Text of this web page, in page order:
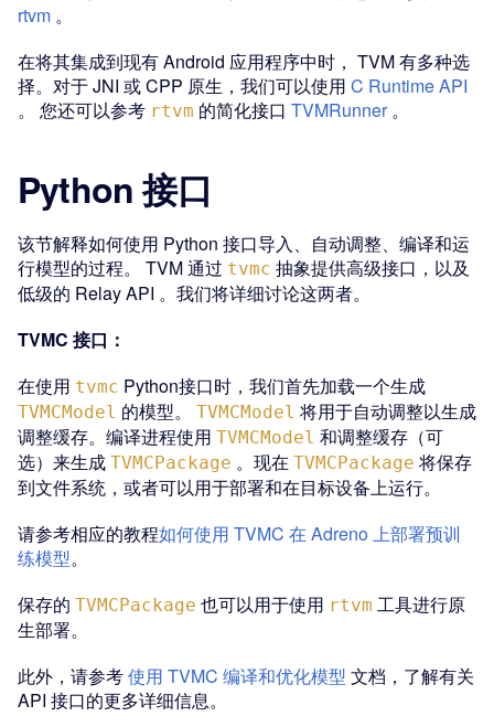
rtvm 。
在将其集成到现有 Android 应用程序中时， TVM 有多种选
择。对于 JNI 或 CPP 原生，我们可以使用 C Runtime API
。 您还可以参考 rtvm 的简化接口 TVMRunner。
Python 接口
该节解释如何使用 Python 接口导入、自动调整、编译和运
行模型的过程。 TVM 通过 tvmc 抽象提供高级接口，以及
低级的 Relay API 。我们将详细讨论这两者。
TVMC 接口：
在使用 tvmc Python接口时，我们首先加载一个生成
TVMCModel 的模型。 TVMCModel 将用于自动调整以生成
调整缓存。编译进程使用 TVMCModel 和调整缓存（可
选）来生成 TVMCPackage 。现在 TVMCPackage 将保存
到文件系统，或者可以用于部署和在目标设备上运行。
请参考相应的教程如何使用 TVMC 在 Adreno 上部署预训
练模型。
保存的 TVMCPackage 也可以用于使用 rtvm 工具进行原
生部署。
此外，请参考使用 TVMC 编译和优化模型 文档，了解有关
API 接口的更多详细信息。